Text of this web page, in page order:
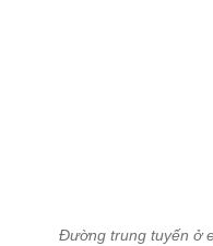
Đường trung tuyến ở